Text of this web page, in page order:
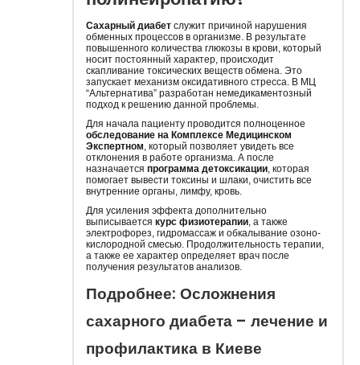
Сахарный диабет служит причиной нарушения
обменных процессов в организме. В результате
повышенного количества глюкозы в крови, который
носит постоянный характер, происходит
скапливание токсических веществ обмена. Это
запускает механизм оксидативного стресса. В МЦ
“Альтернатива” разработан немедикаментозный
подход к решению данной проблемы.
Для начала пациенту проводится полноценное
обследование на Комплексе Медицинском
Экспертном , который позволяет увидеть все
отклонения в работе организма. А после
назначается программа детоксикации , которая
помогает вывести токсины и шлаки, очистить все
внутренние органы, лимфу, кровь.
Для усиления эффекта дополнительно
выписывается курс физиотерапии , а также
электрофорез, гидромассаж и обкалывание озоно-
кислородной смесью. Продолжительность терапии,
а также ее характер определяет врач после
получения результатов анализов.
Подробнее: Осложнения
сахарного диабета – лечение и
профилактика в Киеве